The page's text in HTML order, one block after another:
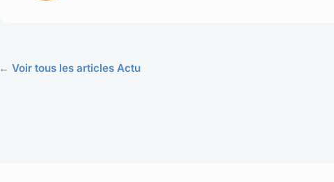
← Voir tous les articles Actu